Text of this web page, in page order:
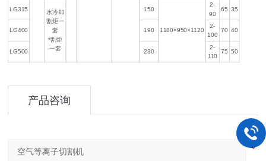
LG315 水冷却
割炬一
套
*割炬
一套
150
1180×950×1120
2-
90
65 35
LG400 190
2-
100
70 40
LG500 230
2-
110
75 50
产品咨询